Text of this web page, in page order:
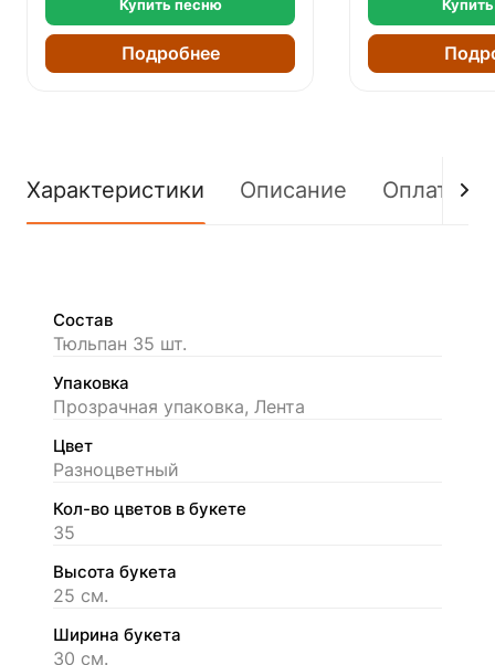
Купить песню
Подробнее
Характеристики Описание Оплата
Состав
Тюльпан 35 шт.
Упаковка
Прозрачная упаковка, Лента
Цвет
Разноцветный
Кол-во цветов в букете
35
Высота букета
25 см.
Ширина букета
30 см.